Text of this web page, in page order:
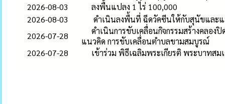
2026-08-03
ลงพื้นแปลง 1 ไร่ 100,000
2026-08-03
ดำเนินลงพื้นที่ ฉีดวัคซีนให้กับสุนัขและ
2026-07-28
ดำเนินการขับเคลื่อนกิจกรรมสร้างคลอง
แนวคิด การขับเคลื่อนตำบลขามสมบูรณ์
2026-07-28
เข้าร่วม พิธีเฉลิมพระเกียรติ พระบาทส